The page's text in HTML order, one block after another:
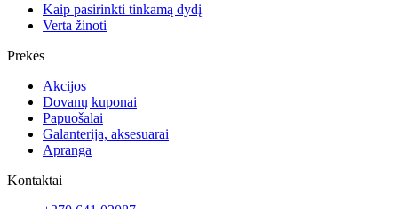
Kaip pasirinkti tinkamą dydį
Verta žinoti
Prekės
Akcijos
Dovanų kuponai
Papuošalai
Galanterija, aksesuarai
Apranga
Kontaktai